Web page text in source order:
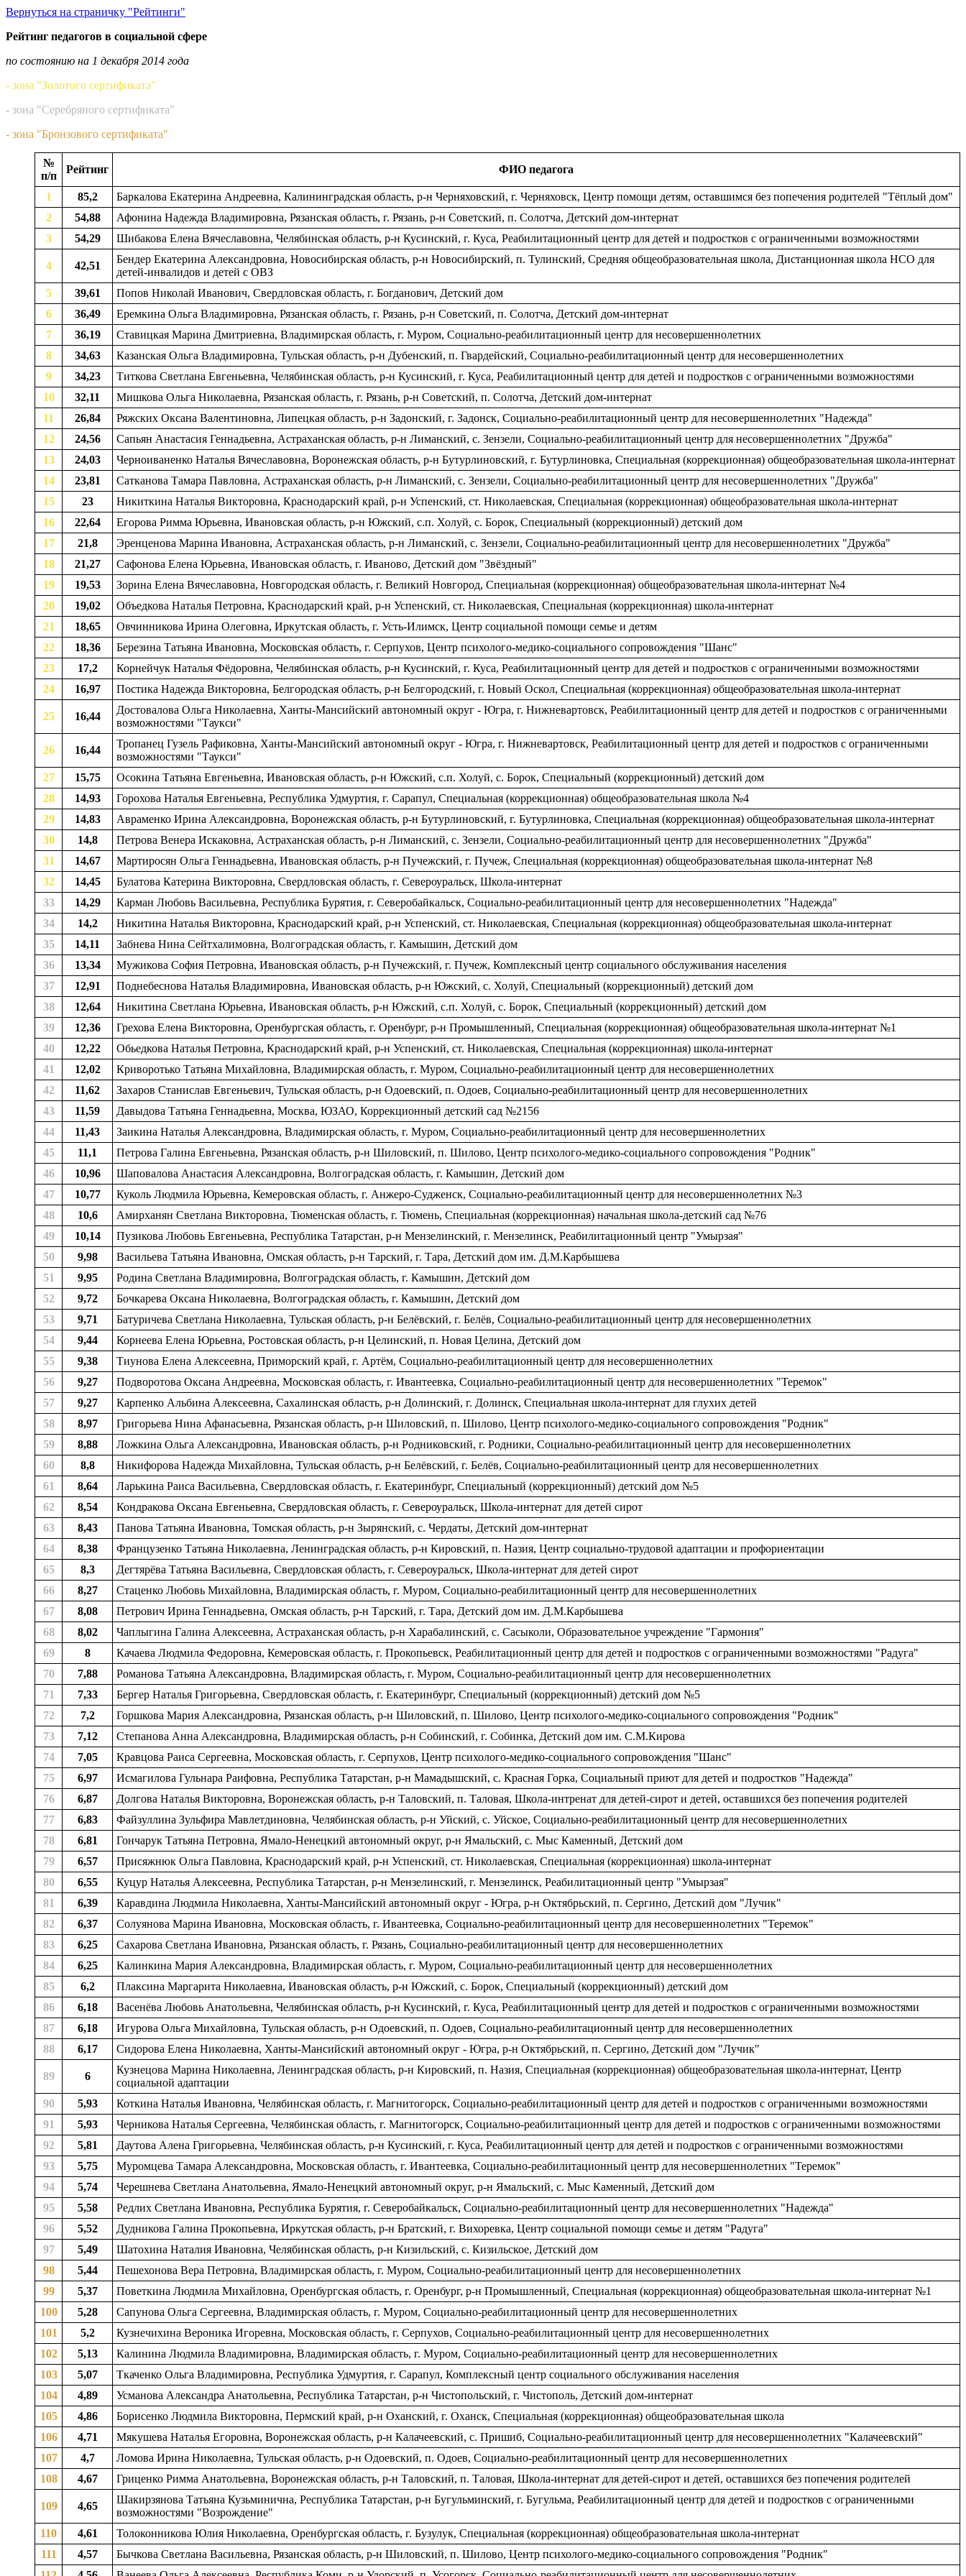
Вернуться на страничку "Рейтинги"
Рейтинг педагогов в социальной сфере
по состоянию на 1 декабря 2014 года
- зона "Золотого сертификата"
- зона "Серебряного сертификата"
- зона "Бронзового сертификата"
№
п/п
Рейтинг ФИО педагога
1 85,2
Баркалова Екатерина Андреевна, Калининградская область, р-н Черняховский, г. Черняховск, Центр помощи детям, оставшимся без попечения родителей "Тёплый дом"
2
54,88
Афонина Надежда Владимировна, Рязанская область, г. Рязань, р-н Советский, п. Солотча, Детский дом-интернат
3
54,29 Шибакова Елена Вячеславовна, Челябинская область, р-н Кусинский, г. Куса, Реабилитационный центр для детей и подростков с ограниченными возможностями
4 42,51
Бендер Екатерина Александровна, Новосибирская область, р-н Новосибирский, п. Тулинский, Средняя общеобразовательная школа, Дистанционная школа НСО для
детей-инвалидов и детей с ОВЗ
5
39,61
Попов Николай Иванович, Свердловская область, г. Богданович, Детский дом
6
36,49
Еремкина Ольга Владимировна, Рязанская область, г. Рязань, р-н Советский, п. Солотча, Детский дом-интернат
7
36,19
Ставицкая Марина Дмитриевна, Владимирская область, г. Муром, Социально-реабилитационный центр для несовершеннолетних
8
34,63
Казанская Ольга Владимировна, Тульская область, р-н Дубенский, п. Гвардейский, Социально-реабилитационный центр для несовершеннолетних
9
34,23
Титкова Светлана Евгеньевна, Челябинская область, р-н Кусинский, г. Куса, Реабилитационный центр для детей и подростков с ограниченными возможностями
10
32,11
Мишкова Ольга Николаевна, Рязанская область, г. Рязань, р-н Советский, п. Солотча, Детский дом-интернат
11
26,84
Ряжских Оксана Валентиновна, Липецкая область, р-н Задонский, г. Задонск, Социально-реабилитационный центр для несовершеннолетних "Надежда"
12
24,56
Сапьян Анастасия Геннадьевна, Астраханская область, р-н Лиманский, с. Зензели, Социально-реабилитационный центр для несовершеннолетних "Дружба"
13
24,03
Черноиваненко Наталья Вячеславовна, Воронежская область, р-н Бутурлиновский, г. Бутурлиновка, Специальная (коррекционная) общеобразовательная школа-интернат
14
23,81
Сатканова Тамара Павловна, Астраханская область, р-н Лиманский, с. Зензели, Социально-реабилитационный центр для несовершеннолетних "Дружба"
15
23
Никиткина Наталья Викторовна, Краснодарский край, р-н Успенский, ст. Николаевская, Специальная (коррекционная) общеобразовательная школа-интернат
16
22,64
Егорова Римма Юрьевна, Ивановская область, р-н Южский, с.п. Холуй, с. Борок, Специальный (коррекционный) детский дом
17
21,8
Эренценова Марина Ивановна, Астраханская область, р-н Лиманский, с. Зензели, Социально-реабилитационный центр для несовершеннолетних "Дружба"
18
21,27
Сафонова Елена Юрьевна, Ивановская область, г. Иваново, Детский дом "Звёздный"
19
19,53
Зорина Елена Вячеславовна, Новгородская область, г. Великий Новгород, Специальная (коррекционная) общеобразовательная школа-интернат №4
20
19,02
Объедкова Наталья Петровна, Краснодарский край, р-н Успенский, ст. Николаевская, Специальная (коррекционная) школа-интернат
21
18,65
Овчинникова Ирина Олеговна, Иркутская область, г. Усть-Илимск, Центр социальной помощи семье и детям
22
18,36
Березина Татьяна Ивановна, Московская область, г. Серпухов, Центр психолого-медико-социального сопровождения "Шанс"
23
17,2
Корнейчук Наталья Фёдоровна, Челябинская область, р-н Кусинский, г. Куса, Реабилитационный центр для детей и подростков с ограниченными возможностями
24
16,97 Постика Надежда Викторовна, Белгородская область, р-н Белгородский, г. Новый Оскол, Специальная (коррекционная) общеобразовательная школа-интернат
25 16,44
Достовалова Ольга Николаевна, Ханты-Мансийский автономный округ - Югра, г. Нижневартовск, Реабилитационный центр для детей и подростков с ограниченными
возможностями "Таукси"
26 16,44
Тропанец Гузель Рафиковна, Ханты-Мансийский автономный округ - Югра, г. Нижневартовск, Реабилитационный центр для детей и подростков с ограниченными
возможностями "Таукси"
27
15,75
Осокина Татьяна Евгеньевна, Ивановская область, р-н Южский, с.п. Холуй, с. Борок, Специальный (коррекционный) детский дом
28
14,93
Горохова Наталья Евгеньевна, Республика Удмуртия, г. Сарапул, Специальная (коррекционная) общеобразовательная школа №4
29
14,83
Авраменко Ирина Александровна, Воронежская область, р-н Бутурлиновский, г. Бутурлиновка, Специальная (коррекционная) общеобразовательная школа-интернат
30
14,8
Петрова Венера Искаковна, Астраханская область, р-н Лиманский, с. Зензели, Социально-реабилитационный центр для несовершеннолетних "Дружба"
31
14,67
Мартиросян Ольга Геннадьевна, Ивановская область, р-н Пучежский, г. Пучеж, Специальная (коррекционная) общеобразовательная школа-интернат №8
32
14,45
Булатова Катерина Викторовна, Свердловская область, г. Североуральск, Школа-интернат
33
14,29
Карман Любовь Васильевна, Республика Бурятия, г. Северобайкальск, Социально-реабилитационный центр для несовершеннолетних "Надежда"
34
14,2
Никитина Наталья Викторовна, Краснодарский край, р-н Успенский, ст. Николаевская, Специальная (коррекционная) общеобразовательная школа-интернат
35
14,11
Забнева Нина Сейтхалимовна, Волгоградская область, г. Камышин, Детский дом
36
13,34
Мужикова София Петровна, Ивановская область, р-н Пучежский, г. Пучеж, Комплексный центр социального обслуживания населения
37
12,91
Поднебеснова Наталья Владимировна, Ивановская область, р-н Южский, с. Холуй, Специальный (коррекционный) детский дом
38
12,64
Никитина Светлана Юрьевна, Ивановская область, р-н Южский, с.п. Холуй, с. Борок, Специальный (коррекционный) детский дом
39
12,36
Грехова Елена Викторовна, Оренбургская область, г. Оренбург, р-н Промышленный, Специальная (коррекционная) общеобразовательная школа-интернат №1
40
12,22
Обьедкова Наталья Петровна, Краснодарский край, р-н Успенский, ст. Николаевская, Специальная (коррекционная) школа-интернат
41
12,02
Криворотько Татьяна Михайловна, Владимирская область, г. Муром, Социально-реабилитационный центр для несовершеннолетних
42
11,62
Захаров Станислав Евгеньевич, Тульская область, р-н Одоевский, п. Одоев, Социально-реабилитационный центр для несовершеннолетних
43
11,59
Давыдова Татьяна Геннадьевна, Москва, ЮЗАО, Коррекционный детский сад №2156
44
11,43
Заикина Наталья Александровна, Владимирская область, г. Муром, Социально-реабилитационный центр для несовершеннолетних
45
11,1
Петрова Галина Евгеньевна, Рязанская область, р-н Шиловский, п. Шилово, Центр психолого-медико-социального сопровождения "Родник"
46
10,96
Шаповалова Анастасия Александровна, Волгоградская область, г. Камышин, Детский дом
47
10,77
Куколь Людмила Юрьевна, Кемеровская область, г. Анжеро-Судженск, Социально-реабилитационный центр для несовершеннолетних №3
48
10,6
Амирханян Светлана Викторовна, Тюменская область, г. Тюмень, Специальная (коррекционная) начальная школа-детский сад №76
49
10,14
Пузикова Любовь Евгеньевна, Республика Татарстан, р-н Мензелинский, г. Мензелинск, Реабилитационный центр "Умырзая"
50
9,98
Васильева Татьяна Ивановна, Омская область, р-н Тарский, г. Тара, Детский дом им. Д.М.Карбышева
51
9,95
Родина Светлана Владимировна, Волгоградская область, г. Камышин, Детский дом
52
9,72
Бочкарева Оксана Николаевна, Волгоградская область, г. Камышин, Детский дом
53
9,71
Батуричева Светлана Николаевна, Тульская область, р-н Белёвский, г. Белёв, Социально-реабилитационный центр для несовершеннолетних
54
9,44
Корнеева Елена Юрьевна, Ростовская область, р-н Целинский, п. Новая Целина, Детский дом
55
9,38
Тиунова Елена Алексеевна, Приморский край, г. Артём, Социально-реабилитационный центр для несовершеннолетних
56
9,27
Подворотова Оксана Андреевна, Московская область, г. Ивантеевка, Социально-реабилитационный центр для несовершеннолетних "Теремок"
57
9,27
Карпенко Альбина Алексеевна, Сахалинская область, р-н Долинский, г. Долинск, Специальная школа-интернат для глухих детей
58
8,97
Григорьева Нина Афанасьевна, Рязанская область, р-н Шиловский, п. Шилово, Центр психолого-медико-социального сопровождения "Родник"
59
8,88
Ложкина Ольга Александровна, Ивановская область, р-н Родниковский, г. Родники, Социально-реабилитационный центр для несовершеннолетних
60
8,8
Никифорова Надежда Михайловна, Тульская область, р-н Белёвский, г. Белёв, Социально-реабилитационный центр для несовершеннолетних
61
8,64
Ларькина Раиса Васильевна, Свердловская область, г. Екатеринбург, Специальный (коррекционный) детский дом №5
62
8,54
Кондракова Оксана Евгеньевна, Свердловская область, г. Североуральск, Школа-интернат для детей сирот
63
8,43
Панова Татьяна Ивановна, Томская область, р-н Зырянский, с. Чердаты, Детский дом-интернат
64
8,38
Французенко Татьяна Николаевна, Ленинградская область, р-н Кировский, п. Назия, Центр социально-трудовой адаптации и профориентации
65
8,3
Дегтярёва Татьяна Васильевна, Свердловская область, г. Североуральск, Школа-интернат для детей сирот
66
8,27
Стаценко Любовь Михайловна, Владимирская область, г. Муром, Социально-реабилитационный центр для несовершеннолетних
67
8,08
Петрович Ирина Геннадьевна, Омская область, р-н Тарский, г. Тара, Детский дом им. Д.М.Карбышева
68
8,02
Чаплыгина Галина Алексеевна, Астраханская область, р-н Харабалинский, с. Сасыколи, Образовательное учреждение "Гармония"
69
8
Качаева Людмила Федоровна, Кемеровская область, г. Прокопьевск, Реабилитационный центр для детей и подростков с ограниченными возможностями "Радуга"
70
7,88
Романова Татьяна Александровна, Владимирская область, г. Муром, Социально-реабилитационный центр для несовершеннолетних
71
7,33
Бергер Наталья Григорьевна, Свердловская область, г. Екатеринбург, Специальный (коррекционный) детский дом №5
72
7,2
Горшкова Мария Александровна, Рязанская область, р-н Шиловский, п. Шилово, Центр психолого-медико-социального сопровождения "Родник"
73
7,12
Степанова Анна Александровна, Владимирская область, р-н Собинский, г. Собинка, Детский дом им. С.М.Кирова
74
7,05
Кравцова Раиса Сергеевна, Московская область, г. Серпухов, Центр психолого-медико-социального сопровождения "Шанс"
75
6,97
Исмагилова Гульнара Раифовна, Республика Татарстан, р-н Мамадышский, с. Красная Горка, Социальный приют для детей и подростков "Надежда"
76
6,87
Долгова Наталья Викторовна, Воронежская область, р-н Таловский, п. Таловая, Школа-интренат для детей-сирот и детей, оставшихся без попечения родителей
77
6,83
Файзуллина Зульфира Мавлетдиновна, Челябинская область, р-н Уйский, с. Уйское, Социально-реабилитационный центр для несовершеннолетних
78
6,81
Гончарук Татьяна Петровна, Ямало-Ненецкий автономный округ, р-н Ямальский, с. Мыс Каменный, Детский дом
79
6,57
Присяжнюк Ольга Павловна, Краснодарский край, р-н Успенский, ст. Николаевская, Специальная (коррекционная) школа-интернат
80
6,55
Куцур Наталья Алексеевна, Республика Татарстан, р-н Мензелинский, г. Мензелинск, Реабилитационный центр "Умырзая"
81
6,39
Каравдина Людмила Николаевна, Ханты-Мансийский автономный округ - Югра, р-н Октябрьский, п. Сергино, Детский дом "Лучик"
82
6,37
Солуянова Марина Ивановна, Московская область, г. Ивантеевка, Социально-реабилитационный центр для несовершеннолетних "Теремок"
83
6,25
Сахарова Светлана Ивановна, Рязанская область, г. Рязань, Социально-реабилитационный центр для несовершеннолетних
84
6,25
Калинкина Мария Александровна, Владимирская область, г. Муром, Социально-реабилитационный центр для несовершеннолетних
85
6,2
Плаксина Маргарита Николаевна, Ивановская область, р-н Южский, с. Борок, Специальный (коррекционный) детский дом
86
6,18
Васенёва Любовь Анатольевна, Челябинская область, р-н Кусинский, г. Куса, Реабилитационный центр для детей и подростков с ограниченными возможностями
87
6,18
Игурова Ольга Михайловна, Тульская область, р-н Одоевский, п. Одоев, Социально-реабилитационный центр для несовершеннолетних
88
6,17 Сидорова Елена Николаевна, Ханты-Мансийский автономный округ - Югра, р-н Октябрьский, п. Сергино, Детский дом "Лучик"
89 6
Кузнецова Марина Николаевна, Ленинградская область, р-н Кировский, п. Назия, Специальная (коррекционная) общеобразовательная школа-интернат, Центр
социальной адаптации
90
5,93
Коткина Наталья Ивановна, Челябинская область, г. Магнитогорск, Социально-реабилитационный центр для детей и подростков с ограниченными возможностями
91
5,93
Черникова Наталья Сергеевна, Челябинская область, г. Магнитогорск, Социально-реабилитационный центр для детей и подростков с ограниченными возможностями
92
5,81
Даутова Алена Григорьевна, Челябинская область, р-н Кусинский, г. Куса, Реабилитационный центр для детей и подростков с ограниченными возможностями
93
5,75
Муромцева Тамара Александровна, Московская область, г. Ивантеевка, Социально-реабилитационный центр для несовершеннолетних "Теремок"
94
5,74
Черешнева Светлана Анатольевна, Ямало-Ненецкий автономный округ, р-н Ямальский, с. Мыс Каменный, Детский дом
95
5,58
Редлих Светлана Ивановна, Республика Бурятия, г. Северобайкальск, Социально-реабилитационный центр для несовершеннолетних "Надежда"
96
5,52
Дудникова Галина Прокопьевна, Иркутская область, р-н Братский, г. Вихоревка, Центр социальной помощи семье и детям "Радуга"
97
5,49
Шатохина Наталия Ивановна, Челябинская область, р-н Кизильский, с. Кизильское, Детский дом
98
5,44
Пешехонова Вера Петровна, Владимирская область, г. Муром, Социально-реабилитационный центр для несовершеннолетних
99
5,37
Поветкина Людмила Михайловна, Оренбургская область, г. Оренбург, р-н Промышленный, Специальная (коррекционная) общеобразовательная школа-интернат №1
100
5,28
Сапунова Ольга Сергеевна, Владимирская область, г. Муром, Социально-реабилитационный центр для несовершеннолетних
101
5,2
Кузнечихина Вероника Игоревна, Московская область, г. Серпухов, Социально-реабилитационный центр для несовершеннолетних
102
5,13
Калинина Людмила Владимировна, Владимирская область, г. Муром, Социально-реабилитационный центр для несовершеннолетних
103
5,07
Ткаченко Ольга Владимировна, Республика Удмуртия, г. Сарапул, Комплексный центр социального обслуживания населения
104
4,89
Усманова Александра Анатольевна, Республика Татарстан, р-н Чистопольский, г. Чистополь, Детский дом-интернат
105
4,86
Борисенко Людмила Викторовна, Пермский край, р-н Оханский, г. Оханск, Специальная (коррекционная) общеобразовательная школа
106
4,71
Мякушева Наталья Егоровна, Воронежская область, р-н Калачеевский, с. Пришиб, Социально-реабилитационный центр для несовершеннолетних "Калачеевский"
107
4,7
Ломова Ирина Николаевна, Тульская область, р-н Одоевский, п. Одоев, Социально-реабилитационный центр для несовершеннолетних
108
4,67 Гриценко Римма Анатольевна, Воронежская область, р-н Таловский, п. Таловая, Школа-интернат для детей-сирот и детей, оставшихся без попечения родителей
109 4,65
Шакирзянова Татьяна Кузьминична, Республика Татарстан, р-н Бугульминский, г. Бугульма, Реабилитационный центр для детей и подростков с ограниченными
возможностями "Возрождение"
110
4,61
Толоконникова Юлия Николаевна, Оренбургская область, г. Бузулук, Специальная (коррекционная) общеобразовательная школа-интернат
111
4,57
Бычкова Светлана Васильевна, Рязанская область, р-н Шиловский, п. Шилово, Центр психолого-медико-социального сопровождения "Родник"